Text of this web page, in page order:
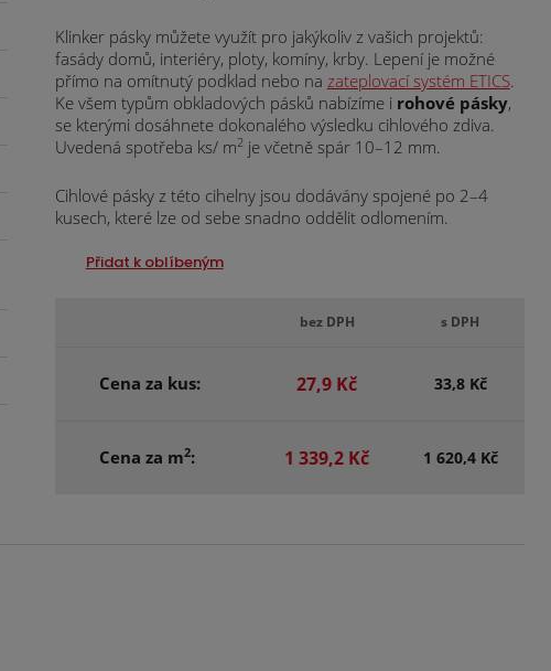
Klinker pásky můžete využít pro jakýkoliv z vašich projektů:
fasády domů, interiéry, ploty, komíny, krby. Lepení je možné
přímo na omítnutý podklad nebo na zateplovací systém ETICS.
Ke všem typům obkladových pásků nabízíme i rohové pásky,
se kterými dosáhnete dokonalého výsledku cihlového zdiva.
Uvedená spotřeba ks/ m2je včetně spár 10–12 mm.
Cihlové pásky z této cihelny jsou dodávány spojené po 2–4
kusech, které lze od sebe snadno oddělit odlomením.
Přidat k oblíbeným
bez DPH s DPH
Cena za kus: 27,9 Kč 33,8 Kč
Cena za m2: 1 339,2 Kč 1 620,4 Kč